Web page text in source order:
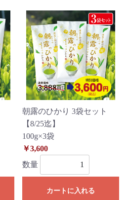
朝露のひかり 3袋セット
【8/25迄】
100g×3袋
￥3,600
数量
カートに入れる